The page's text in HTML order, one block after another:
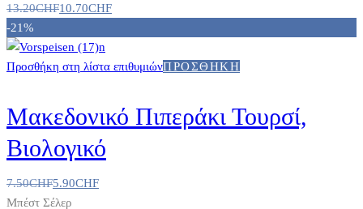
13.20CHF10.70CHF
-21%
Προσθήκη στη λίστα επιθυμιώνΠΡΟΣΘΉΚΗ
Μακεδονικό Πιπεράκι Τουρσί,
Βιολογικό
7.50CHF5.90CHF
Μπέστ Σέλερ